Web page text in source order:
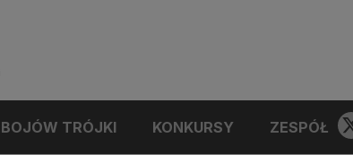
TRÓJKI KONKURSY ZESPÓŁ